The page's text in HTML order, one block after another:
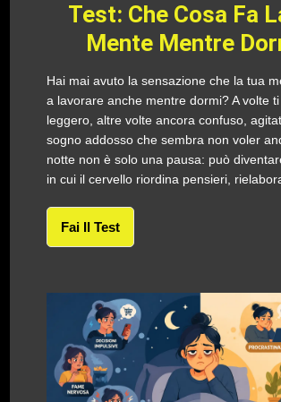
Test: Che Cosa Fa
Mente Mentre
Hai mai avuto la sensazione che la tua
a lavorare anche mentre dormi? A volte
leggero, altre volte ancora confuso,
sogno addosso che sembra non voler
notte non è solo una pausa: può
in cui il cervello riordina pensieri,
Fai Il Test